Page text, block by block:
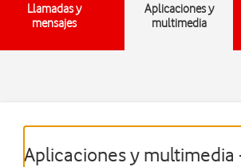
Llamadas y
mensajes
Aplicaciones y
multimedia
Aplicaciones y multimedia